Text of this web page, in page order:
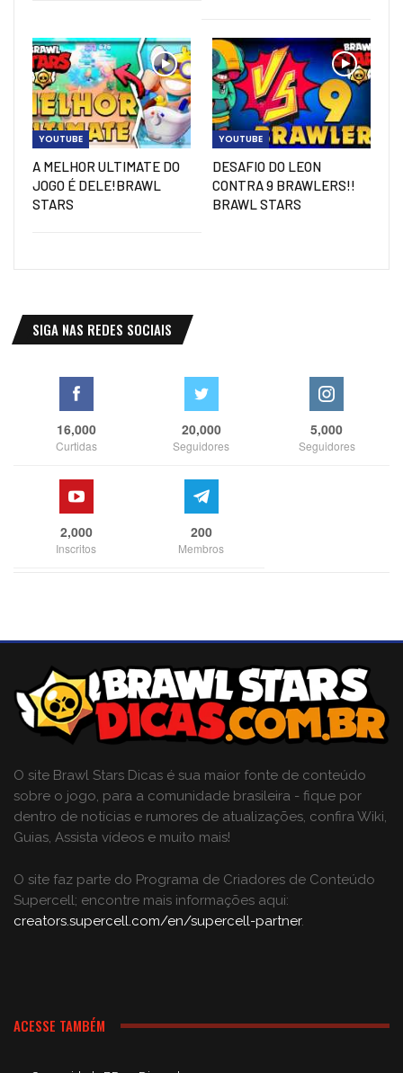
YOUTUBE
A MELHOR ULTIMATE DO
JOGO É DELE!BRAWL
STARS
YOUTUBE
DESAFIO DO LEON
CONTRA 9 BRAWLERS!!
BRAWL STARS
SIGA NAS REDES SOCIAIS
16,000
Curtidas
20,000
Seguidores
5,000
Seguidores
2,000
Inscritos
200
Membros
O site Brawl Stars Dicas é sua maior fonte de conteúdo
sobre o jogo, para a comunidade brasileira - fique por
dentro de notícias e rumores de atualizações, confira Wiki,
Guias, Assista vídeos e muito mais!
O site faz parte do Programa de Criadores de Conteúdo
Supercell; encontre mais informações aqui:
creators.supercell.com/en/supercell-partner.
ACESSE TAMBÉM